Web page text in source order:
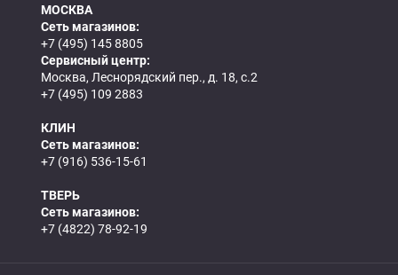
МОСКВА
Сеть магазинов:
+7 (495) 145 8805
Сервисный центр:
Москва, Леснорядский пер., д. 18, с.2
+7 (495) 109 2883
КЛИН
Сеть магазинов:
+7 (916) 536-15-61
ТВЕРЬ
Сеть магазинов:
+7 (4822) 78-92-19